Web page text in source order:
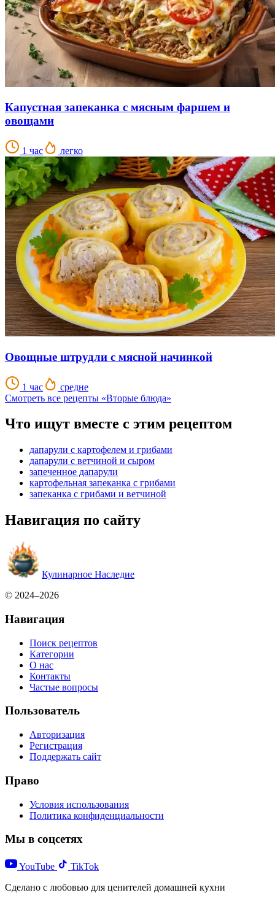
Капустная запеканка с мясным фаршем и
овощами
1 час легко
Овощные штрудли с мясной начинкой
1 час
средне
Смотреть все рецепты «Вторые блюда»
Что ищут вместе с этим рецептом
дапарули с картофелем и грибами
дапарули с ветчиной и сыром
запеченное дапарули
картофельная запеканка с грибами
запеканка с грибами и ветчиной
Навигация по сайту
Кулинарное Наследие
© 2024–2026
Навигация
Поиск рецептов
Категории
О нас
Контакты
Частые вопросы
Пользователь
Авторизация
Регистрация
Поддержать сайт
Право
Условия использования
Политика конфиденциальности
Мы в соцсетях
YouTube
TikTok
Сделано с любовью для ценителей домашней кухни